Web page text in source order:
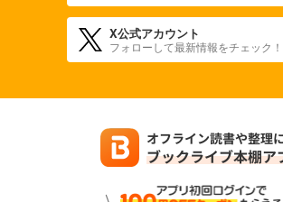
X公式アカウント
フォローして最新情報をチェック！